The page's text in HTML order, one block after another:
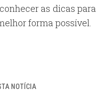
as dicas para
forma possível.
NOTÍCIA